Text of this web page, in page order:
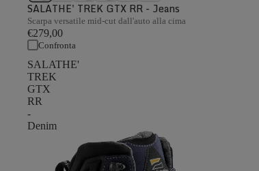
SALATHE' TREK GTX RR - Jeans
Scarpa versatile mid-cut dall'auto alla cima
€279,00
Confronta
SALATHE'
TREK
GTX
RR
-
Denim